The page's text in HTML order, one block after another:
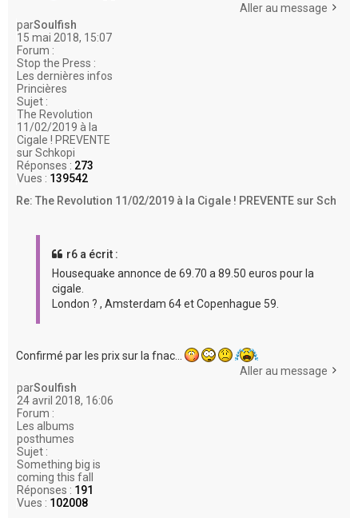
Aller au message
parSoulfish
15 mai 2018, 15:07
Forum :
Stop the Press :
Les dernières infos
Princières
Sujet :
The Revolution
11/02/2019 à la
Cigale ! PREVENTE
sur Schkopi
Réponses : 273
Vues : 139542
Re: The Revolution 11/02/2019 à la Cigale ! PREVENTE sur Sch
r6 a écrit :
Housequake annonce de 69.70 a 89.50 euros pour la
cigale.
London ? , Amsterdam 64 et Copenhague 59.
Confirmé par les prix sur la fnac...
Aller au message
parSoulfish
24 avril 2018, 16:06
Forum :
Les albums
posthumes
Sujet :
Something big is
coming this fall
Réponses : 191
Vues : 102008